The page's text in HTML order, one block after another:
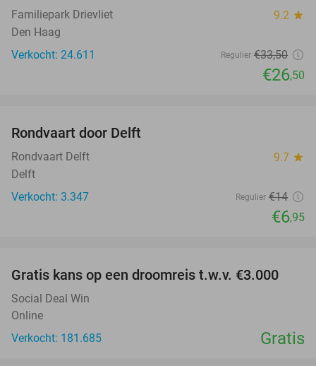
Familiepark Drievliet 9.2 star
Den Haag
Verkocht: 24.611
Regulier €33,50
€26,50
Rondvaart door Delft
Rondvaart Delft 9.7 star
Delft
Verkocht: 3.347
Regulier €14
€6,95
Gratis kans op een droomreis t.w.v. €3.000
Social Deal Win
Online
Verkocht: 181.685
Gratis